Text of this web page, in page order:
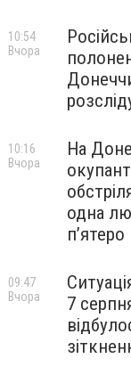
10:54
Вчора
На
одна
10:16
Вчора
7
09:47
Вчора